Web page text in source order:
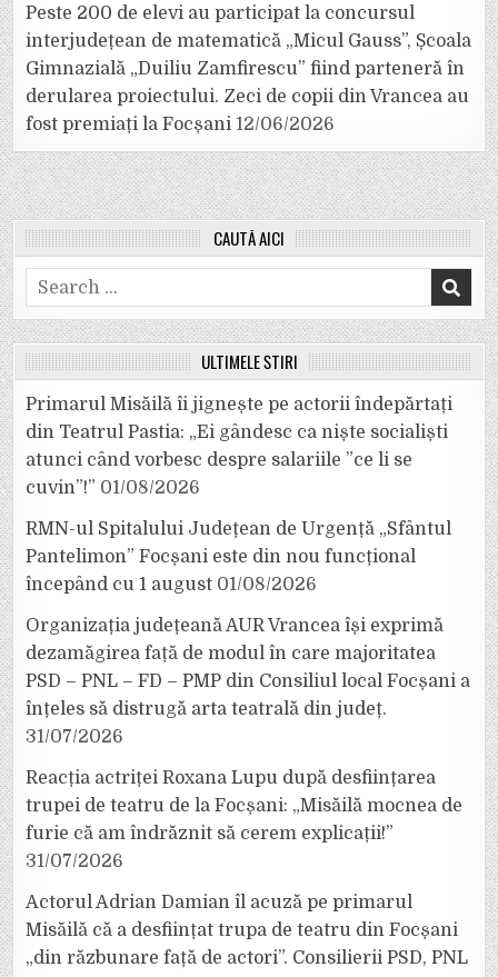
Peste 200 de elevi au participat la concursul
interjudețean de matematică „Micul Gauss”, Școala
Gimnazială „Duiliu Zamfirescu” fiind parteneră în
derularea proiectului. Zeci de copii din Vrancea au
fost premiați la Focșani 12/06/2026
CAUTĂ AICI
Search
for:
ULTIMELE ȘTIRI
Primarul Misăilă îi jignește pe actorii îndepărtați
din Teatrul Pastia: „Ei gândesc ca niște socialiști
atunci când vorbesc despre salariile ”ce li se
cuvin”!” 01/08/2026
RMN-ul Spitalului Județean de Urgență „Sfântul
Pantelimon” Focșani este din nou funcțional
începând cu 1 august 01/08/2026
Organizația județeană AUR Vrancea își exprimă
dezamăgirea față de modul în care majoritatea
PSD – PNL – FD – PMP din Consiliul local Focșani a
înțeles să distrugă arta teatrală din județ.
31/07/2026
Reacția actriței Roxana Lupu după desființarea
trupei de teatru de la Focșani: „Misăilă mocnea de
furie că am îndrăznit să cerem explicații!”
31/07/2026
Actorul Adrian Damian îl acuză pe primarul
Misăilă că a desființat trupa de teatru din Focșani
„din răzbunare față de actori”. Consilierii PSD, PNL